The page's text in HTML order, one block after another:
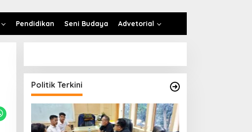
Pendidikan Seni Budaya Advetorial
Politik Terkini